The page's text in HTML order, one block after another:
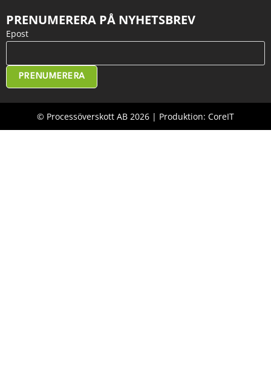
PRENUMERERA PÅ NYHETSBREV
Epost
PRENUMERERA
© Processöverskott AB 2026 | Produktion: CoreIT